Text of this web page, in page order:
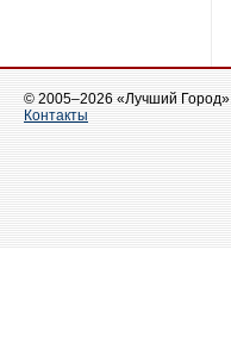
© 2005–2026 «Лучший
Контакты